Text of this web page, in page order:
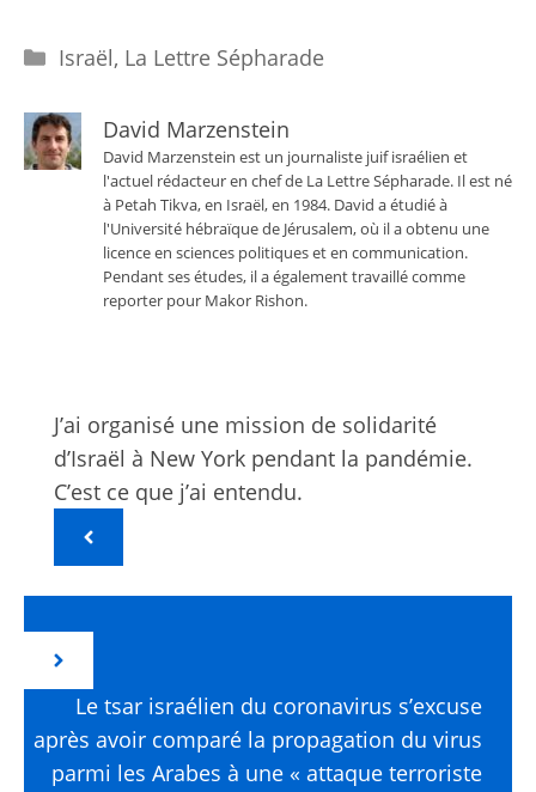
Catégories
Israël, La Lettre Sépharade
David Marzenstein
David Marzenstein est un journaliste juif israélien et
l'actuel rédacteur en chef de La Lettre Sépharade. Il est né
à Petah Tikva, en Israël, en 1984. David a étudié à
l'Université hébraïque de Jérusalem, où il a obtenu une
licence en sciences politiques et en communication.
Pendant ses études, il a également travaillé comme
reporter pour Makor Rishon.
J’ai organisé une mission de solidarité
d’Israël à New York pendant la pandémie.
C’est ce que j’ai entendu.
Le tsar israélien du coronavirus s’excuse
après avoir comparé la propagation du virus
parmi les Arabes à une « attaque terroriste